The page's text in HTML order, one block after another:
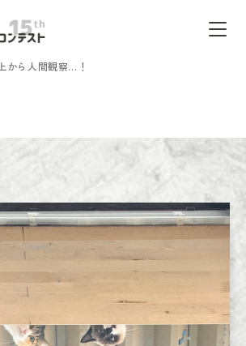
上から人間観察…！